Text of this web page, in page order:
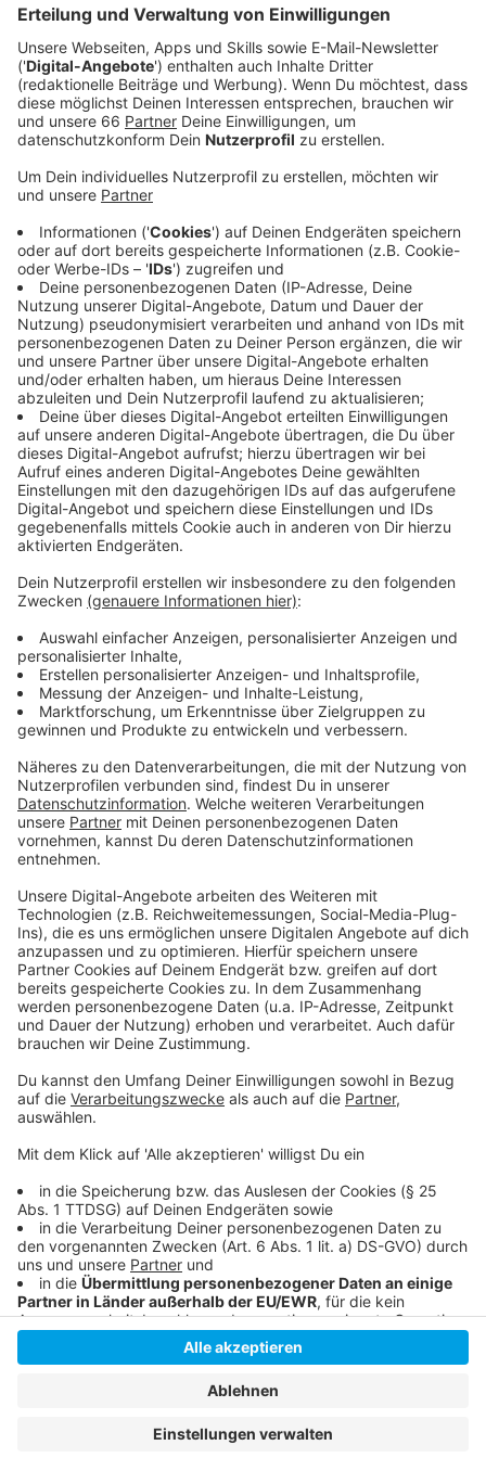
Störung, die eigentlich heute (10. Oktober 2024)
um kurz vor neun behoben war, ist erneut
aufgetreten. Hier habe ein Dienstleister bei der
Reparatur nicht nachhaltig gearbeitet, hat uns
gerade ein Vodafone-Sprecher gesagt. Die Folge:
Rund 5.700 Vodafone-Kunden müssen weiter ohne
Telefon, Fernsehen oder Internet auskommen. Ein
neues Team ist an der Schadenstelle in der Nähe
der Düsseldorf-Arkaden im Einsatz. Vodafone geht
davon aus, dass die Haushalte noch im Laufe des
Tages wieder ans Netz gehen.
Veröffentlicht:Donnerstag, 10.10.2024 11:23
Anzeige
Laut Informationen von t-online gab es seit gestern (9.
Oktober 2024) im Glasfaserkabelnetz von Vodafone
eine Störung. Bis zu 5.700 Kunden sind davon
betroffen. Die Ursache ist laut einem
Unternehmenssprecher ein kaputtes Kabel gewesen.
Die Glasfaser-Zufuhrstrecke in der Nähe der
Düsseldorf-Arcaden sei beschädigt worden, die
Reparatur aufwändig gewesen.
Anzeige
Weitere Infos und Links zum Thema:
Anzeige
So berichtet T-online über die Störung
Auch RP online berichtet
Hier können Vodafone-Kunden nach Störungen
suchen
Anzeige
Anzeige